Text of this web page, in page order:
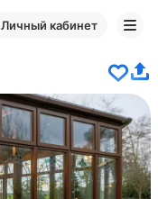
Личный кабинет